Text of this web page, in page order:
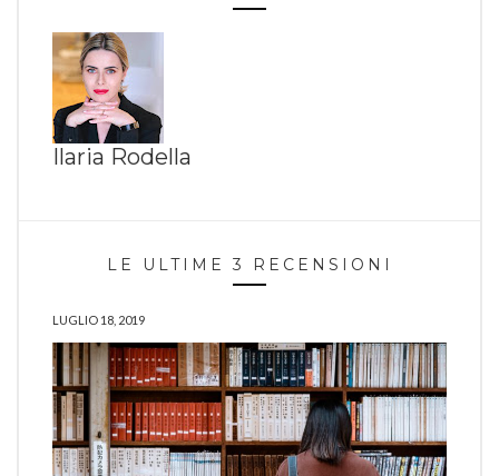
Ilaria Rodella
LE ULTIME 3 RECENSIONI
LUGLIO 18, 2019